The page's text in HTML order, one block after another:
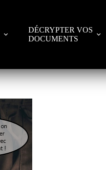
DÉCRYPTER VOS
DOCUMENTS